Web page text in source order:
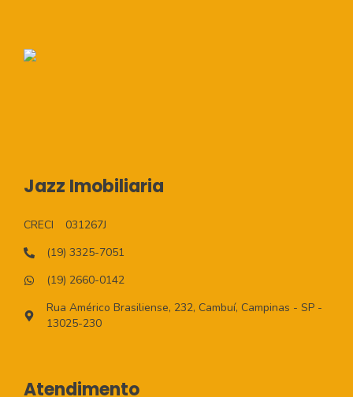
Jazz Imobiliaria
CRECI
031267J
(19) 3325-7051
(19) 2660-0142
Rua Américo Brasiliense, 232, Cambuí, Campinas - SP -
13025-230
Atendimento